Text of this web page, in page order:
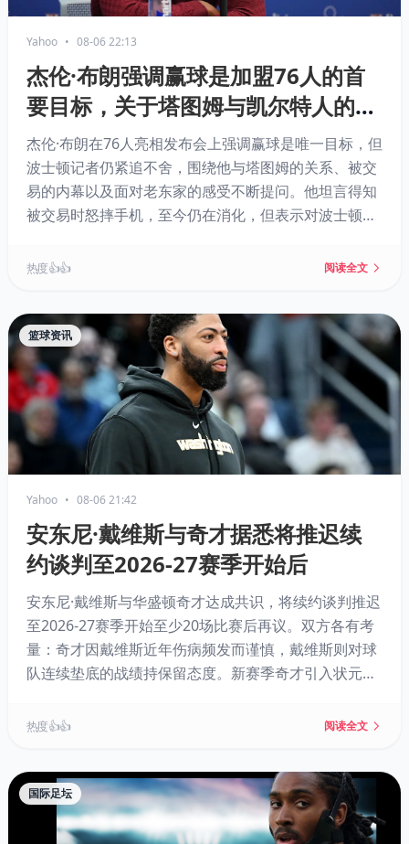
Yahoo • 08-06 22:13
杰伦·布朗强调赢球是加盟76人的首
要目标，关于塔图姆与凯尔特人的追
问随他来到费城
杰伦·布朗在76人亮相发布会上强调赢球是唯一目标，但
波士顿记者仍紧追不舍，围绕他与塔图姆的关系、被交
易的内幕以及面对老东家的感受不断提问。他坦言得知
被交易时怒摔手机，至今仍在消化，但表示对波士顿城
斯联手，目标直指总冠军。
热度 👍👍 阅读全文
篮球资讯
Yahoo • 08-06 21:42
安东尼·戴维斯与奇才据悉将推迟续
约谈判至2026-27赛季开始后
安东尼·戴维斯与华盛顿奇才达成共识，将续约谈判推迟
至2026-27赛季开始至少20场比赛后再议。双方各有考
量：奇才因戴维斯近年伤病频发而谨慎，戴维斯则对球
队连续垫底的战绩持保留态度。新赛季奇才引入状元AJ·
然一新。戴维斯现有合同还剩最后一年球员选项，未来
热度 👍👍 阅读全文
国际足坛